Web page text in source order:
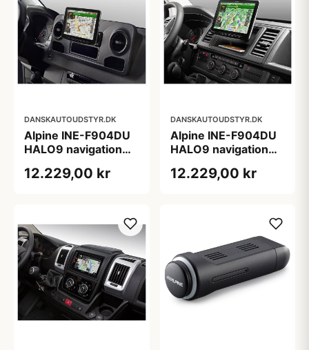
DANSKAUTOUDSTYR.DK
Alpine INE-F904DU
HALO9 navigation
Sprinter S907
12.229,00 kr
DANSKAUTOUDSTYR.DK
Alpine INE-F904DU
HALO9 navigation
12.229,00 kr